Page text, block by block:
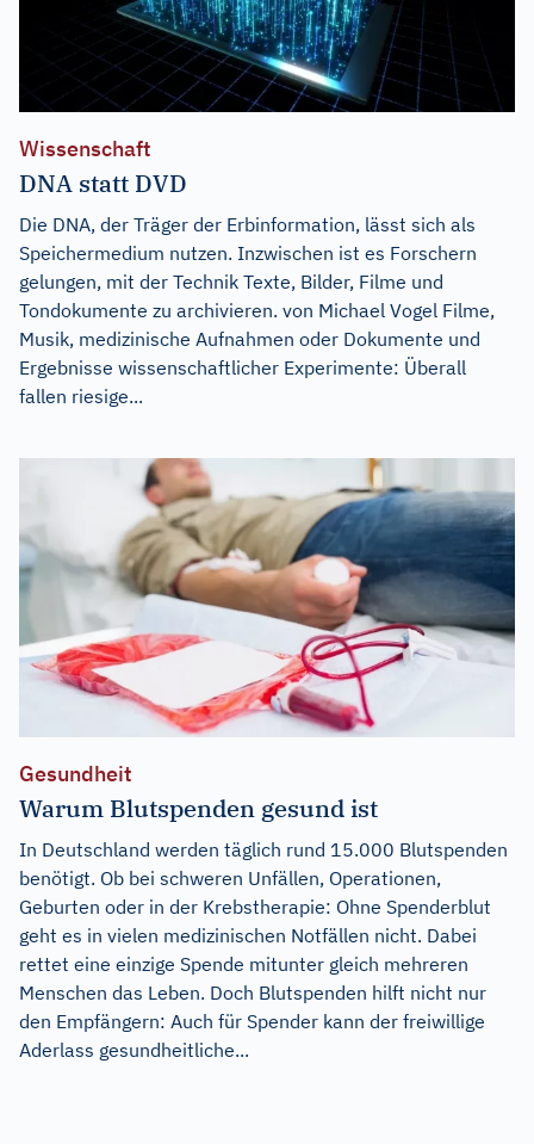
Wissenschaft
DNA statt DVD
Die DNA, der Träger der Erbinformation, lässt sich als
Speichermedium nutzen. Inzwischen ist es Forschern
gelungen, mit der Technik Texte, Bilder, Filme und
Tondokumente zu archivieren. von Michael Vogel Filme,
Musik, medizinische Aufnahmen oder Dokumente und
Ergebnisse wissenschaftlicher Experimente: Überall
fallen riesige...
Gesundheit
Warum Blutspenden gesund ist
In Deutschland werden täglich rund 15.000 Blutspenden
benötigt. Ob bei schweren Unfällen, Operationen,
Geburten oder in der Krebstherapie: Ohne Spenderblut
geht es in vielen medizinischen Notfällen nicht. Dabei
rettet eine einzige Spende mitunter gleich mehreren
Menschen das Leben. Doch Blutspenden hilft nicht nur
den Empfängern: Auch für Spender kann der freiwillige
Aderlass gesundheitliche...